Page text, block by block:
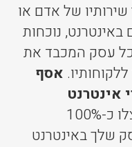
שירותיו של אדם או
נוכחות
עסק המכבד את
אסף
אינטרנט
, שיווקיים אשר ינצלו כ-100%
שלך באינטרנט